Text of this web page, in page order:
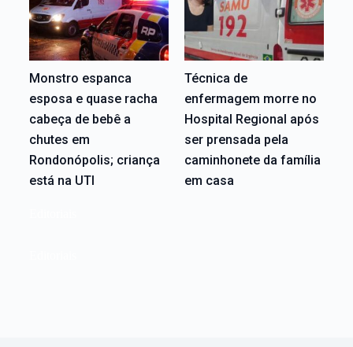
Monstro espanca
esposa e quase racha
cabeça de bebê a
chutes em
Rondonópolis; criança
está na UTI
Técnica de
enfermagem morre no
Hospital Regional após
ser prensada pela
caminhonete da família
em casa